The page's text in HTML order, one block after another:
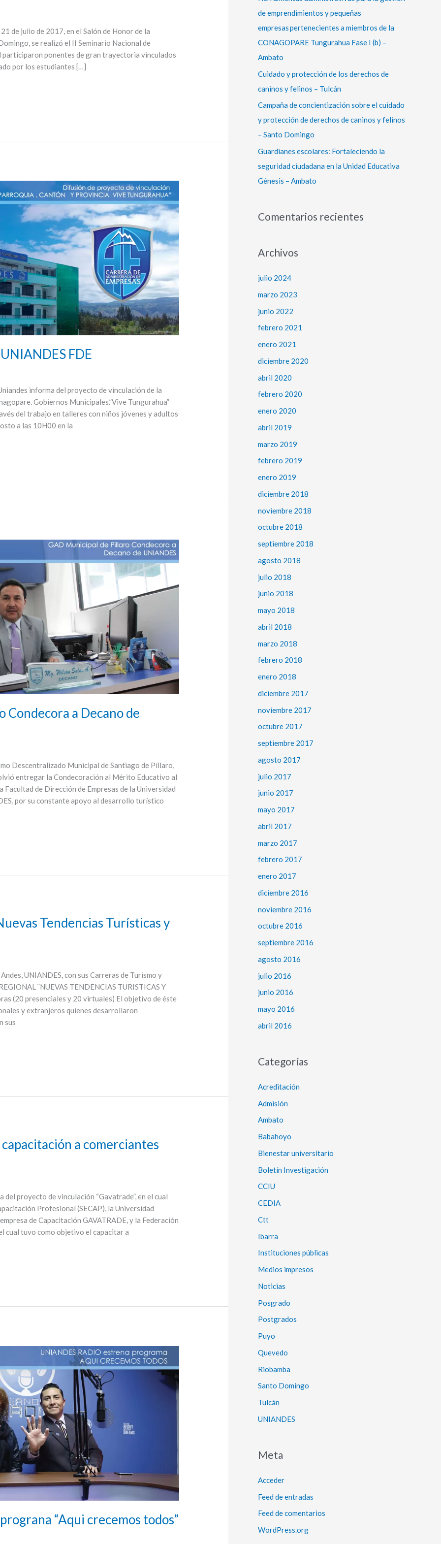
de julio de 2017, en el Salón de Honor de la
se realizó el II Seminario Nacional de
participaron ponentes de gran trayectoria vinculados
por los estudiantes […]
FDE
informa del proyecto de vinculación de la
Gobiernos Municipales.”Vive Tungurahua”
del trabajo en talleres con niños jóvenes y adultos
a las 10H00 en la
a Decano de
Descentralizado Municipal de Santiago de Píllaro,
entregar la Condecoración al Mérito Educativo al
de Dirección de Empresas de la Universidad
por su constante apoyo al desarrollo turístico
Tendencias Turísticas y
UNIANDES, con sus Carreras de Turismo y
¨NUEVAS TENDENCIAS TURISTICAS Y
(20 presenciales y 20 virtuales) El objetivo de éste
y extranjeros quienes desarrollaron
sus
a comerciantes
proyecto de vinculación “Gavatrade”, en el cual
Profesional (SECAP), la Universidad
de Capacitación GAVATRADE, y la Federación
cual tuvo como objetivo el capacitar a
“Aqui crecemos todos”
de emprendimientos y pequeñas
empresas pertenecientes a miembros de la
CONAGOPARE Tungurahua Fase I (b) –
Ambato
Cuidado y protección de los derechos de
caninos y felinos – Tulcán
Campaña de concientización sobre el cuidado
y protección de derechos de caninos y felinos
– Santo Domingo
Guardianes escolares: Fortaleciendo la
seguridad ciudadana en la Unidad Educativa
Génesis – Ambato
Comentarios recientes
Archivos
julio 2024
marzo 2023
junio 2022
febrero 2021
enero 2021
diciembre 2020
abril 2020
febrero 2020
enero 2020
abril 2019
marzo 2019
febrero 2019
enero 2019
diciembre 2018
noviembre 2018
octubre 2018
septiembre 2018
agosto 2018
julio 2018
junio 2018
mayo 2018
abril 2018
marzo 2018
febrero 2018
enero 2018
diciembre 2017
noviembre 2017
octubre 2017
septiembre 2017
agosto 2017
julio 2017
junio 2017
mayo 2017
abril 2017
marzo 2017
febrero 2017
enero 2017
diciembre 2016
noviembre 2016
octubre 2016
septiembre 2016
agosto 2016
julio 2016
junio 2016
mayo 2016
abril 2016
Categorías
Acreditación
Admisión
Ambato
Babahoyo
Bienestar universitario
Boletín Investigación
CCIU
CEDIA
Ctt
Ibarra
Instituciones públicas
Medios impresos
Noticias
Posgrado
Postgrados
Puyo
Quevedo
Riobamba
Santo Domingo
Tulcán
UNIANDES
Meta
Acceder
Feed de entradas
Feed de comentarios
WordPress.org